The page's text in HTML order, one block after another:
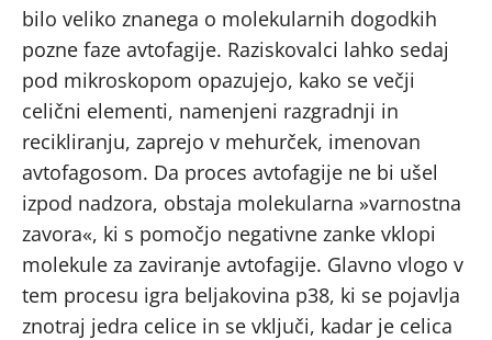
bilo veliko znanega o molekularnih dogodkih
pozne faze avtofagije. Raziskovalci lahko sedaj
pod mikroskopom opazujejo, kako se večji
celični elementi, namenjeni razgradnji in
recikliranju, zaprejo v mehurček, imenovan
avtofagosom. Da proces avtofagije ne bi ušel
izpod nadzora, obstaja molekularna »varnostna
zavora«, ki s pomočjo negativne zanke vklopi
molekule za zaviranje avtofagije. Glavno vlogo v
tem procesu igra beljakovina p38, ki se pojavlja
znotraj jedra celice in se vključi, kadar je celica